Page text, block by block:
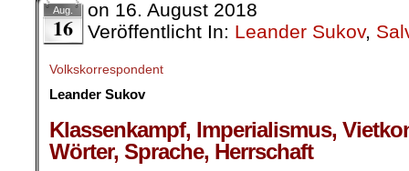
Aug.
16
on 16. August 2018
Veröffentlicht In: Leander Sukov,
Volkskorrespondent
Leander Sukov
Klassenkampf, Imperialismus,
Wörter, Sprache, Herrschaft